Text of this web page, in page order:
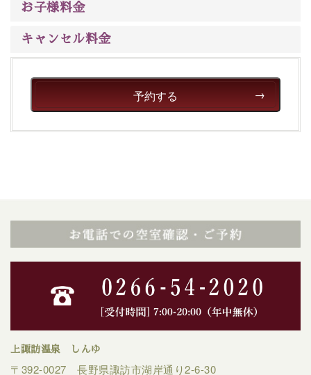
お子様料金
キャンセル料金
予約する
上諏訪温泉 しんゆ
〒392-0027 長野県諏訪市湖岸通り2-6-30